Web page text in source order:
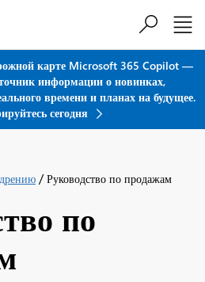
содержанию
карте Microsoft 365 Copilot —
информации о новинках,
времени и планах на будущее.
сегодня
/Руководство по продажам
по